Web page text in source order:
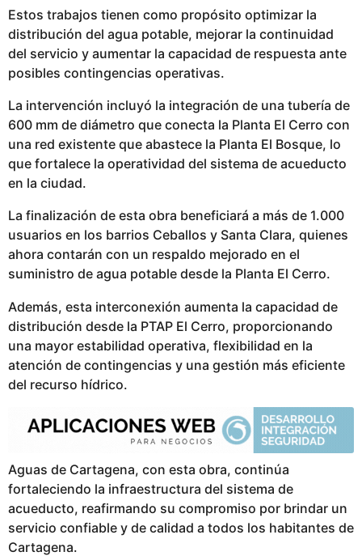
l
i
c
a
o
Estos trabajos tienen como propósito optimizar la
distribución del agua potable, mejorar la continuidad
del servicio y aumentar la capacidad de respuesta ante
posibles contingencias operativas.
La intervención incluyó la integración de una tubería de
600 mm de diámetro que conecta la Planta El Cerro con
una red existente que abastece la Planta El Bosque, lo
que fortalece la operatividad del sistema de acueducto
en la ciudad.
La finalización de esta obra beneficiará a más de 1.000
usuarios en los barrios Ceballos y Santa Clara, quienes
ahora contarán con un respaldo mejorado en el
suministro de agua potable desde la Planta El Cerro.
Además, esta interconexión aumenta la capacidad de
distribución desde la PTAP El Cerro, proporcionando
una mayor estabilidad operativa, flexibilidad en la
atención de contingencias y una gestión más eficiente
del recurso hídrico.
Aguas de Cartagena, con esta obra, continúa
fortaleciendo la infraestructura del sistema de
acueducto, reafirmando su compromiso por brindar un
servicio confiable y de calidad a todos los habitantes de
Cartagena.